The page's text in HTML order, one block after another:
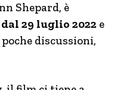
Shepard, è
29 luglio 2022 e
discussioni,